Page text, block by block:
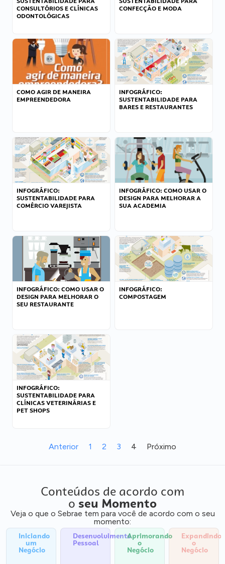
CONSULTÓRIOS E CLÍNICAS
ODONTOLÓGICAS
CONFECÇÃO E MODA
COMO AGIR DE MANEIRA
EMPREENDEDORA
INFOGRÁFICO:
SUSTENTABILIDADE PARA
BARES E RESTAURANTES
INFOGRÁFICO:
SUSTENTABILIDADE PARA
COMÉRCIO VAREJISTA
INFOGRÁFICO: COMO USAR O
DESIGN PARA MELHORAR A
SUA ACADEMIA
INFOGRÁFICO: COMO USAR O
DESIGN PARA MELHORAR O
SEU RESTAURANTE
INFOGRÁFICO:
COMPOSTAGEM
INFOGRÁFICO:
SUSTENTABILIDADE PARA
CLÍNICAS VETERINÁRIAS E
PET SHOPS
Anterior 1 2 3 4 Próximo
Conteúdos de acordo com
o seu Momento
Veja o que o Sebrae tem para você de acordo com o seu
momento:
Iniciando
um
Negócio
Desenvolvimento
Pessoal
Aprimorando
o
Negócio
Expandindo
o
Negócio